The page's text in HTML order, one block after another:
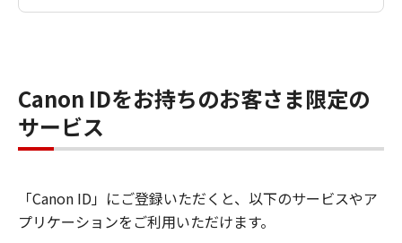
Canon IDをお持ちのお客さま限定の
サービス
「Canon ID」にご登録いただくと、以下のサービスやア
プリケーションをご利用いただけます。